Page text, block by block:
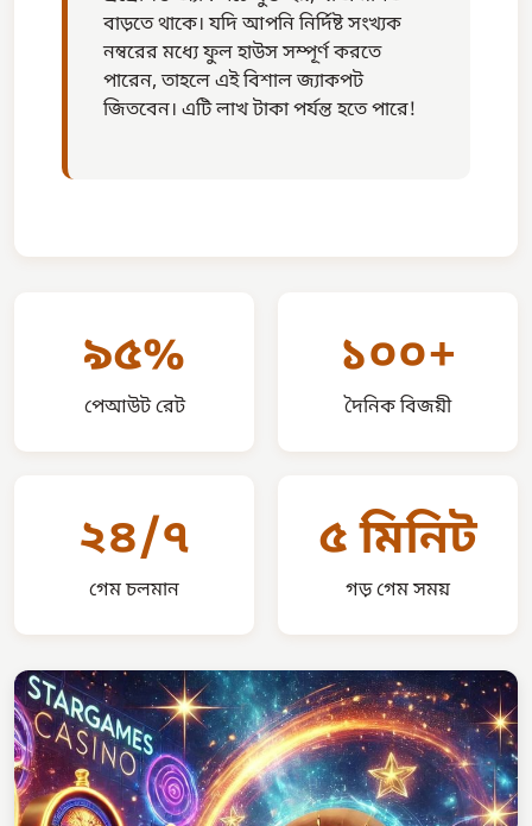
বাড়তে থাকে। যদি আপনি নির্দিষ্ট সংখ্যক
নম্বরের মধ্যে ফুল হাউস সম্পূর্ণ করতে
পারেন, তাহলে এই বিশাল জ্যাকপট
জিতবেন। এটি লাখ টাকা পর্যন্ত হতে পারে!
৯৫%
পেআউট রেট
১০০+
দৈনিক বিজয়ী
২৪/৭
গেম চলমান
৫ মিনিট
গড় গেম সময়